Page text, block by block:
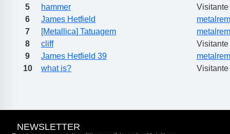
5
hammer
Visitante
6
James Hetfield
7
[Metallica] Tatuagem
8
cliff
Visitante
9
James Hetfield 39
10
what is? Visitante
NEWSLETTER